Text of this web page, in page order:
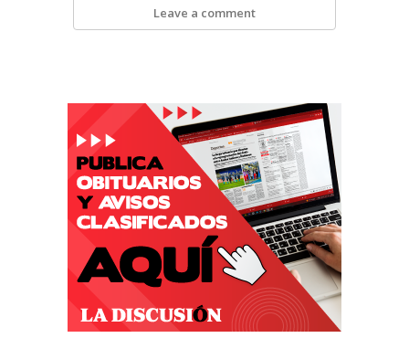
Leave a comment